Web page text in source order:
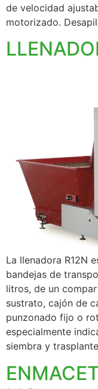
de velocidad
motorizado.
La llenadora R12N
bandejas de
litros, de un
sustrato, cajón de
punzonado fijo o
especialmente
siembra y